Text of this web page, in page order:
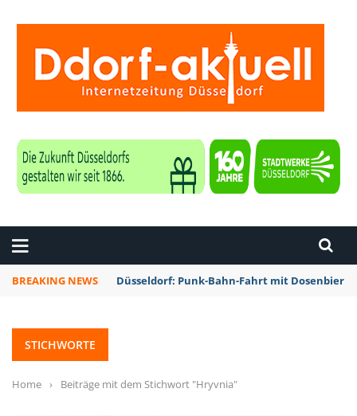
BREAKING NEWS Düsseldorf: Punk-Bahn-Fahrt mit Dosenbier
STICHWORTE
Home › Beiträge mit dem Stichwort "Hryvnia"